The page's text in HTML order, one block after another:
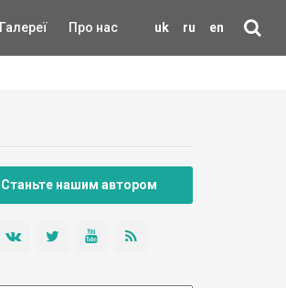
uk ru en
Галереї Про нас
Станьте нашим автором